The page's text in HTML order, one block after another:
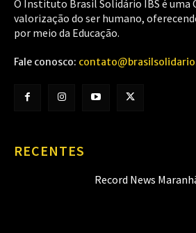
O Instituto Brasil Solidário IBS é uma
valorização do ser humano,
por meio da Educação.
Fale conosco:
RECENTES
Record News